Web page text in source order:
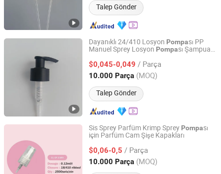
Talep Gönder
Dayanıklı 24/410 Losyon Pompası PP
Manuel Sprey Losyon Pompası Şampuan
$0,045-0,049 / Parça
10.000 Parça (MOQ)
Talep Gönder
Ningbo Langyi Plastic Industry Co., Ltd.
Zhejiang, China Fiyat 2026
Sis Sprey Parfüm Krimp Sprey Pompası
için Parfüm Cam Şişe Kapakları
$0,06-0,5 / Parça
10.000 Parça (MOQ)
OLILA (GUANGZHOU) COSMETIC PACKAGE CO., LTD.
Guangdong, China Fiyat 2010